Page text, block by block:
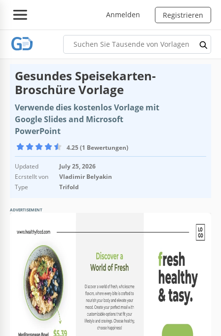
Anmelden Registrieren
Gesundes Speisekarten-
Broschüre Vorlage
Verwende dies kostenlos Vorlage mit
Google Slides and Microsoft
PowerPoint
4.25 (1 Bewertungen)
Updated
July 25, 2026
Ecrstellt von
Vladimir Belyakin
Type
Trifold
ADVERTISEMENT